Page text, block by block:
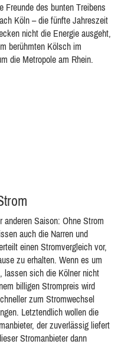
Freunde des bunten Treibens
Köln – die fünfte Jahreszeit
nicht die Energie ausgeht,
berühmten Kölsch im
die Metropole am Rhein.
Saison: Ohne Strom
auch die Narren und
einen Stromvergleich vor,
zu erhalten. Wenn es um
lassen sich die Kölner nicht
billigen Strompreis wird
zum Stromwechsel
Letztendlich wollen die
der zuverlässig liefert
Stromanbieter dann